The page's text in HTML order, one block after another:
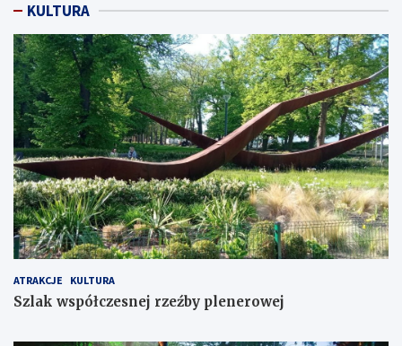
KULTURA
ATRAKCJE KULTURA
Szlak współczesnej rzeźby plenerowej